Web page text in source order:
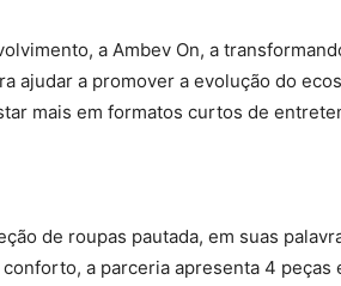
a Ambev On, a
ajudar a promover a evolução do
mais em formatos curtos de
de roupas pautada, em suas
a parceria apresenta 4